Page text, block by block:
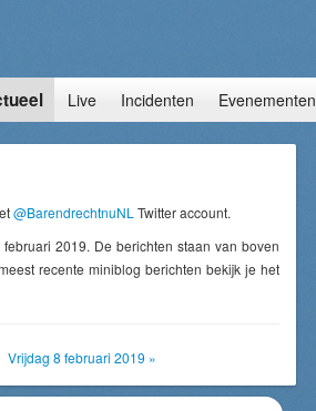
Live Incidenten Evenementen
@BarendrechtnuNL Twitter account.
2019. De berichten staan van boven
recente miniblog berichten bekijk je het
Vrijdag 8 februari 2019 »